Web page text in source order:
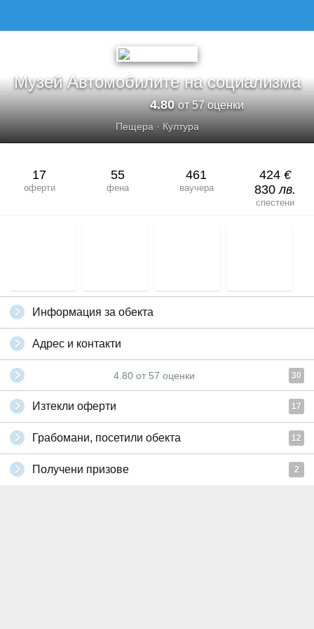
Музей Автомобилите на социализма
4.80от 57 оценки
Пещера· Култура
17
оферти
55
фена
461
ваучера
424 €
830лв.
спестени
Информация за обекта
Адрес и контакти
4.80 от 57 оценки 30
Изтекли оферти 17
Грабомани, посетили обекта 12
Получени призове 2